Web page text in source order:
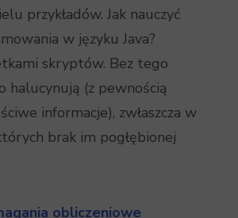
przykładów. Jak nauczyć
w języku Java?
skryptów. Bez tego
halucynują (z pewnością
informacje), zwłaszcza w
brak im pogłębionej
obliczeniowe